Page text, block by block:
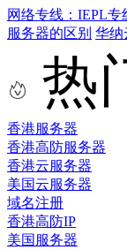
网络专线：IEPL专
服务器的区别 华纳
热
香港服务器
香港高防服务器
香港云服务器
美国云服务器
域名注册
香港高防IP
美国服务器